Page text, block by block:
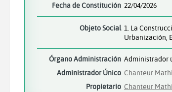
Fecha de Constitución 22/04/2026
Objeto Social 1. La
Urbanización,
Órgano Administración Administrador
Administrador Único Chanteur
Propietario Chanteur